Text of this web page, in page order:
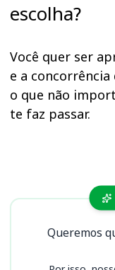
escolha?
Você quer ser
e a
o que não
te faz passar.
Cursos
Queremos